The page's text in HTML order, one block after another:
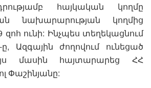
հայկական կողմը
նախարարության կողմից
ունի: Ինչպես տեղեկացնում
Ազգային ժողովում ունեցած
մասին հայտարարեց ՀՀ
Փաշինյանը: